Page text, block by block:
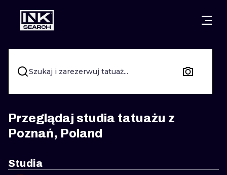
MIASTA GDAŃSK
WARSZAWA POZNAŃ
KRAKÓW KATOWICE
WROCŁAW ŁÓDŹ
BERLIN
STYLE
KALIGRAFIA
NEW
TRIBAL
Szukaj i zarezerwuj tatuaż...
Przeglądaj studia tatuażu z
Poznań, Poland
Studia